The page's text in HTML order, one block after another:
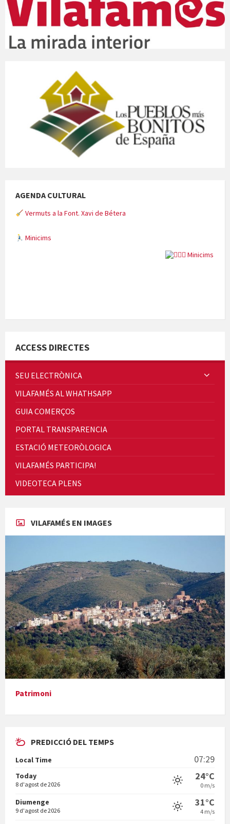
AGENDA CULTURAL
Vermuts a la Font. Xavi de Bétera
Minicims
Quintà Culroja
Cicle de Cine i Dones rurals
Concerts al Museu
Presentació del llibre &quot;La mare&quot;, d'Emma Zafon
En Bum
Vermuts a la Font. Arre-ak
ACCESS DIRECTES
SEU ELECTRÒNICA
VILAFAMÉS AL WHATHSAPP
GUIA COMERÇOS
PORTAL TRANSPARENCIA
ESTACIÓ METEORÒLOGICA
VILAFAMÉS PARTICIPA!
VIDEOTECA PLENS
VILAFAMÉS EN IMAGES
Patrimoni
PREDICCIÓ DEL TEMPS
Local Time 07:29
Today
8 d'agost de 2026
24°C
0 m/s
Diumenge
9 d'agost de 2026
31°C
4 m/s